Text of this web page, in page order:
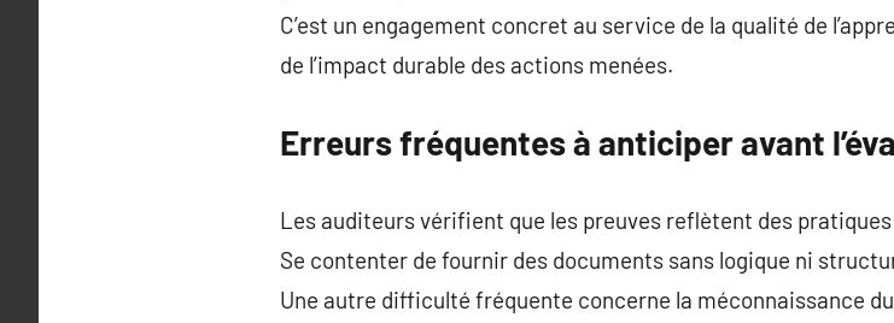
C’est un engagement concret au service de la qualité de
de l’impact durable des actions menées.
Erreurs fréquentes à anticiper avant
Les auditeurs vérifient que les preuves reflètent des
Se contenter de fournir des documents sans logique ni
Une autre difficulté fréquente concerne la méconnaissance